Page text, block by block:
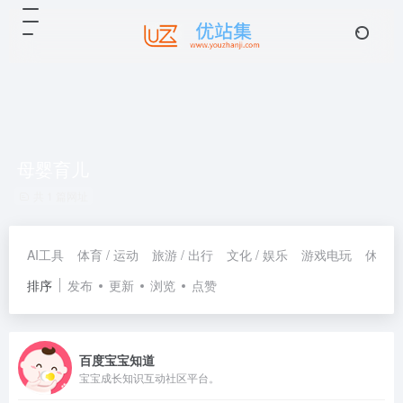
AI工具 体育 / 运动 旅游 / 出行 文化 / 娱乐 游戏电玩
休闲 /
排序
发布 更新 浏览 点赞
百度宝宝知道
宝宝成长知识互动社区平台。